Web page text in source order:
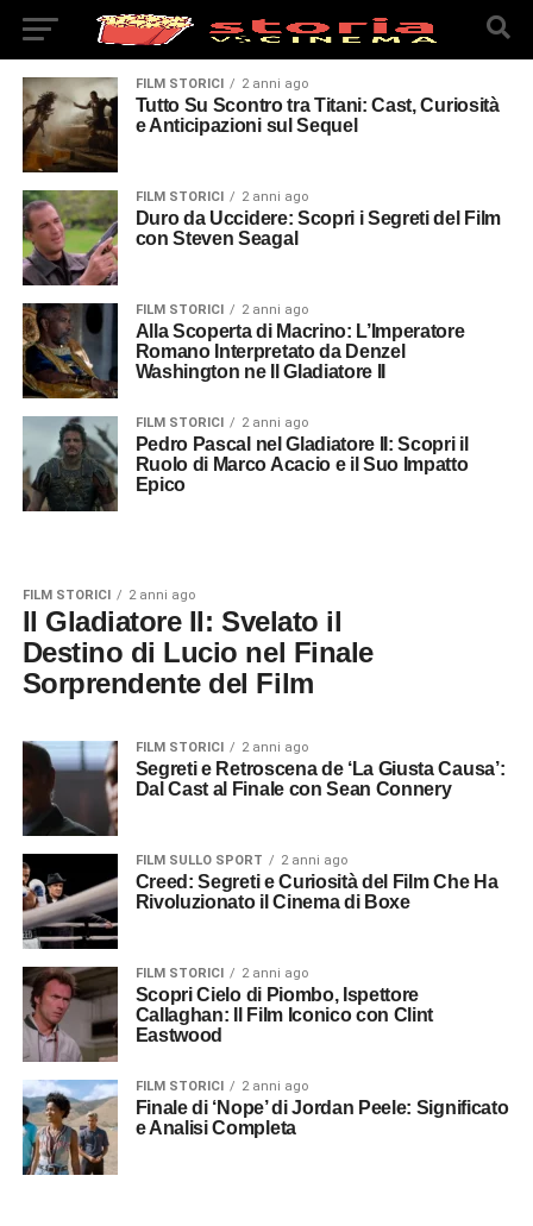
FILM STORICI 2 anni ago
Tutto Su Scontro tra Titani: Cast, Curiosità
e Anticipazioni sul Sequel
FILM STORICI 2 anni ago
Duro da Uccidere: Scopri i Segreti del Film
con Steven Seagal
FILM STORICI 2 anni ago
Alla Scoperta di Macrino: L’Imperatore
Romano Interpretato da Denzel
Washington ne Il Gladiatore II
FILM STORICI 2 anni ago
Pedro Pascal nel Gladiatore II: Scopri il
Ruolo di Marco Acacio e il Suo Impatto
Epico
FILM STORICI 2 anni ago
Il Gladiatore II: Svelato il
Destino di Lucio nel Finale
Sorprendente del Film
FILM STORICI 2 anni ago
Segreti e Retroscena de ‘La Giusta Causa’:
Dal Cast al Finale con Sean Connery
FILM SULLO SPORT 2 anni ago
Creed: Segreti e Curiosità del Film Che Ha
Rivoluzionato il Cinema di Boxe
FILM STORICI 2 anni ago
Scopri Cielo di Piombo, Ispettore
Callaghan: Il Film Iconico con Clint
Eastwood
FILM STORICI 2 anni ago
Finale di ‘Nope’ di Jordan Peele: Significato
e Analisi Completa